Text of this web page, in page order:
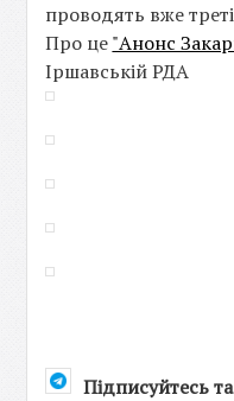
проводять вже
Про це"Анонс
Іршавській РДА
Підписуйтесь